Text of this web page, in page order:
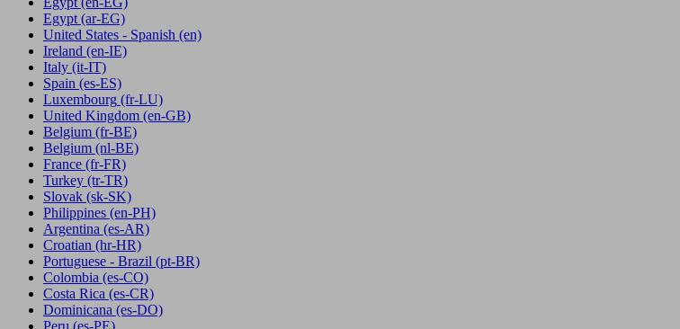
Egypt(ar-EG)
United States - Spanish (en)
Ireland (en-IE)
Italy (it-IT)
Spain (es-ES)
Luxembourg (fr-LU)
United Kingdom (en-GB)
Belgium (fr-BE)
Belgium (nl-BE)
France (fr-FR)
Turkey (tr-TR)
Slovak (sk-SK)
Philippines (en-PH)
Argentina (es-AR)
Croatian (hr-HR)
Portuguese - Brazil (pt-BR)
Colombia (es-CO)
Costa Rica (es-CR)
Dominicana (es-DO)